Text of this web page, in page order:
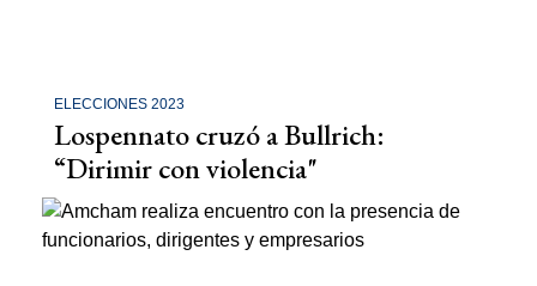
ELECCIONES 2023
Lospennato cruzó a Bullrich:
“Dirimir con violencia"